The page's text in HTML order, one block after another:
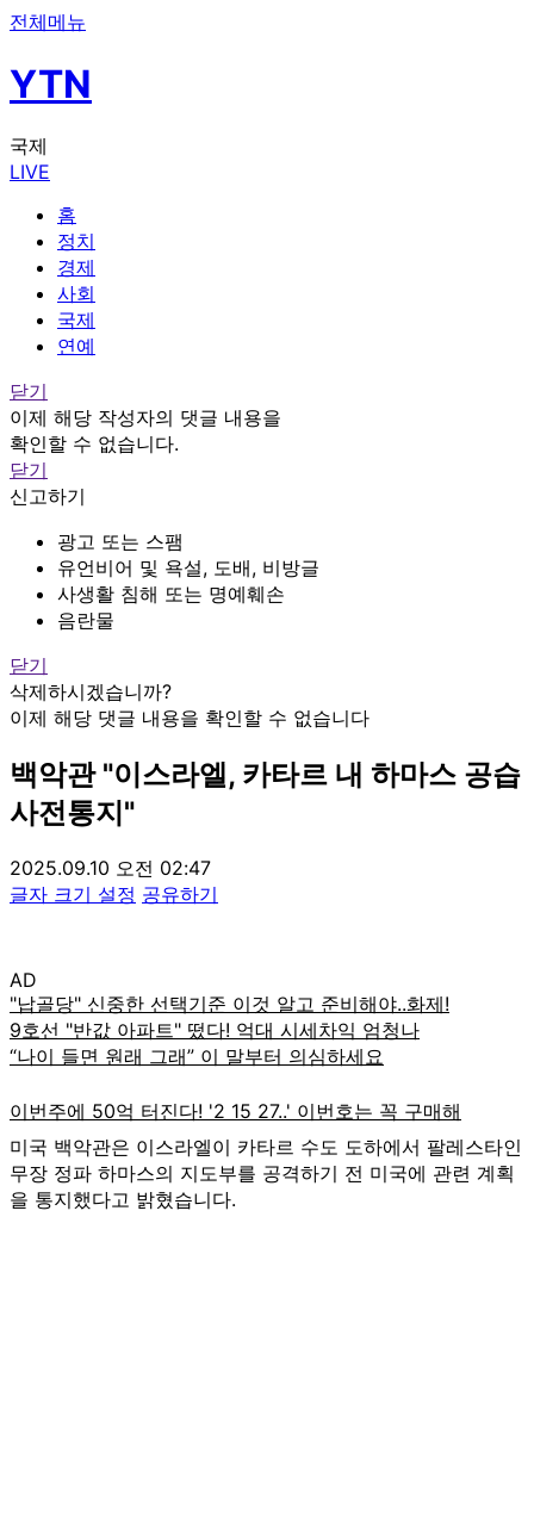
전체메뉴
YTN
국제
LIVE
홈
정치
경제
사회
국제
연예
닫기
이제 해당 작성자의 댓글 내용을
확인할 수 없습니다.
닫기
신고하기
광고 또는 스팸
유언비어 및 욕설, 도배, 비방글
사생활 침해 또는 명예훼손
음란물
닫기
삭제하시겠습니까?
이제 해당 댓글 내용을 확인할 수 없습니다
백악관 "이스라엘, 카타르 내 하마스 공습
사전통지"
2025.09.10 오전 02:47
글자 크기 설정 공유하기
AD
미국 백악관은 이스라엘이 카타르 수도 도하에서 팔레스타인
무장 정파 하마스의 지도부를 공격하기 전 미국에 관련 계획
을 통지했다고 밝혔습니다.